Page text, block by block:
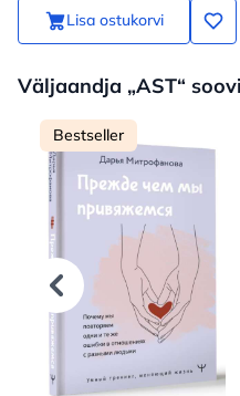
Lisa ostukorvi
Väljaandja „AST“
Bestseller